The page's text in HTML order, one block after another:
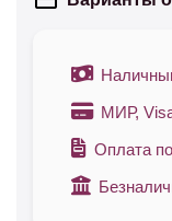
МИР,
Оплата